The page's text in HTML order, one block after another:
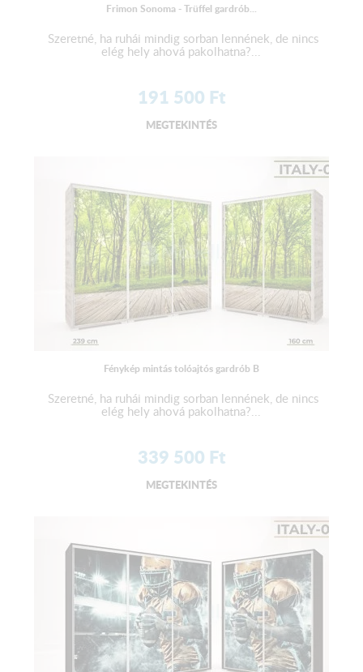
Frimon Sonoma - Trüffel gardrób...
Szeretné, ha ruhái mindig sorban lennének, de nincs
elég hely ahová pakolhatna?...
191 500 Ft
MEGTEKINTÉS
Fénykép mintás tolóajtós gardrób B
Szeretné, ha ruhái mindig sorban lennének, de nincs
elég hely ahová pakolhatna?...
339 500 Ft
MEGTEKINTÉS